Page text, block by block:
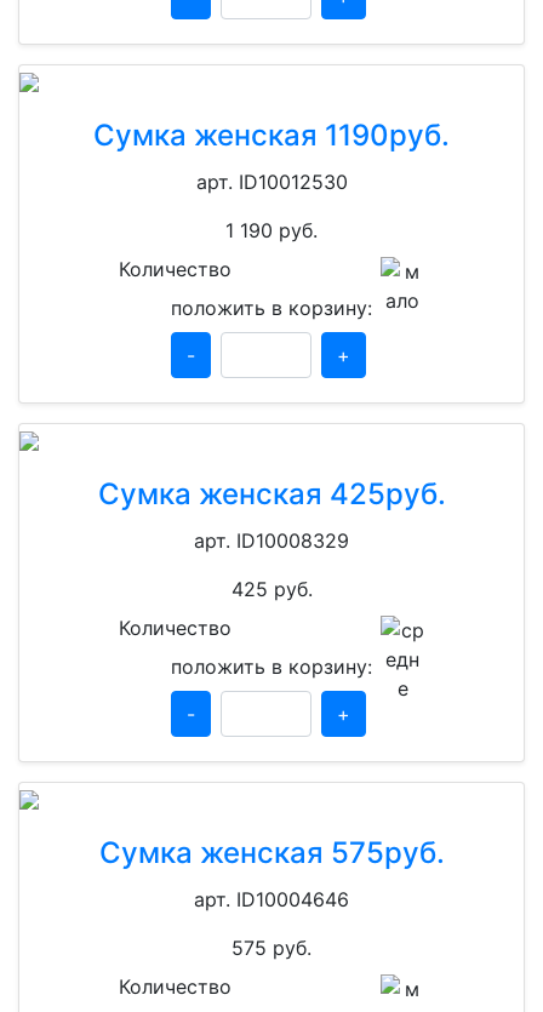
Сумка женская 1190руб.
арт. ID10012530
1 190 руб.
Количество
положить в корзину:
-
+
Сумка женская 425руб.
арт. ID10008329
425 руб.
Количество
положить в корзину:
-
+
Сумка женская 575руб.
арт. ID10004646
575 руб.
Количество